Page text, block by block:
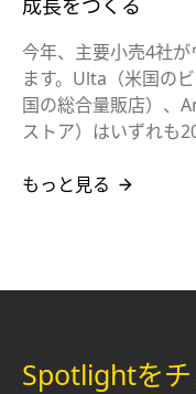
成長をつくる
今年、主要小売4社
ます。Ulta（米国の
国の総合量販店）、
ストア）はいずれも
もっと見る
Spotlightをチ